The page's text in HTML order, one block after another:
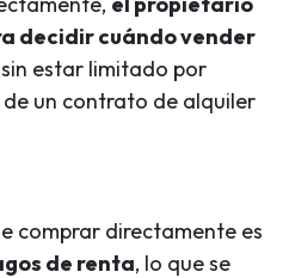
decidir cuándo vender
sin estar limitado por
un contrato de alquiler
comprar directamente es
de renta, lo que se